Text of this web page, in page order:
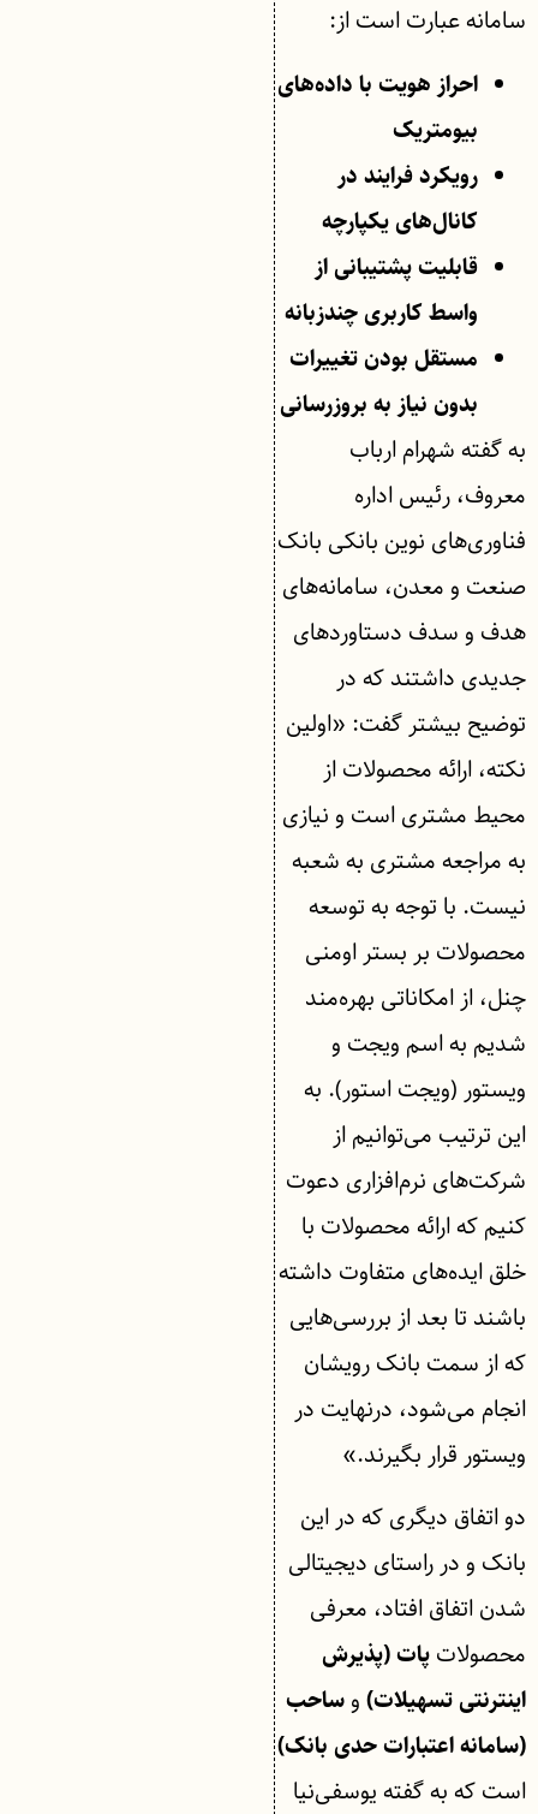
سامانه عبارت است از:
احراز هویت با داده‌های
بیومتریک
رویکرد فرایند در
کانال‌های یکپارچه
قابلیت پشتیبانی از
واسط کاربری چندزبانه
مستقل بودن تغییرات
بدون نیاز به بروزرسانی
به گفته شهرام ارباب
معروف، رئیس اداره
فناوری‌های نوین بانکی بانک
صنعت و معدن، سامانه‌های
هدف و سدف دستاوردهای
جدیدی داشتند که در
توضیح بیشتر گفت: «اولین
نکته، ارائه محصولات از
محیط مشتری است و نیازی
به مراجعه مشتری به شعبه
نیست. با توجه به توسعه
محصولات بر بستر اومنی
چنل، از امکاناتی بهره‌مند
شدیم به اسم ویجت و
ویستور (ویجت استور). به
این ترتیب می‌توانیم از
شرکت‌های نرم‌افزاری دعوت
کنیم که ارائه محصولات با
خلق ایده‌های متفاوت داشته
باشند تا بعد از بررسی‌هایی
که از سمت بانک رویشان
انجام می‌شود، درنهایت در
ویستور قرار بگیرند.»
دو اتفاق دیگری که در این
بانک و در راستای دیجیتالی
شدن اتفاق افتاد، معرفی
محصولات پات (پذیرش
اینترنتی تسهیلات) وساحب
(سامانه اعتبارات حدی بانک)
است که به گفته یوسفی‌نیا